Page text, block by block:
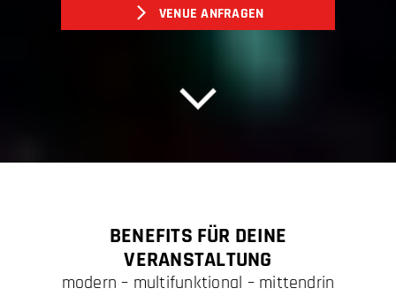
VENUE ANFRAGEN
BENEFITS FÜR DEINE
VERANSTALTUNG
modern – multifunktional – mittendrin